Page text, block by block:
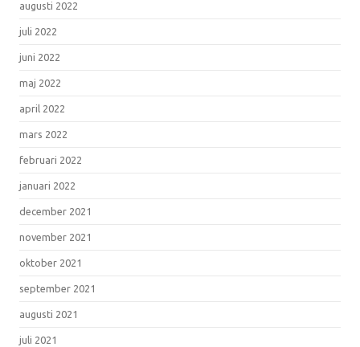
augusti 2022
juli 2022
juni 2022
maj 2022
april 2022
mars 2022
februari 2022
januari 2022
december 2021
november 2021
oktober 2021
september 2021
augusti 2021
juli 2021